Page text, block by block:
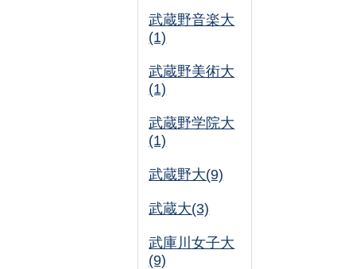
武蔵野音楽大
(1)
武蔵野美術大
(1)
武蔵野学院大
(1)
武蔵野大(9)
武蔵大(3)
武庫川女子大
(9)